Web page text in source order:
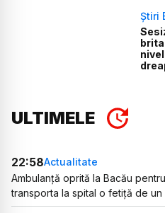
Știri
ULTIMELE
22:58Actualitate
Ambulanță oprită la Bacău
transporta la spital o fetiță de